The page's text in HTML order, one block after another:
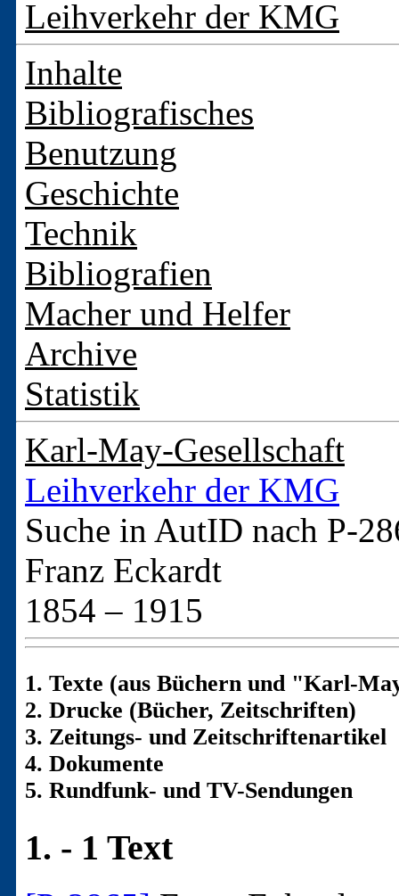
Leihverkehr der KMG
Inhalte
Bibliografisches
Benutzung
Geschichte
Technik
Bibliografien
Macher und Helfer
Archive
Statistik
Karl-May-Gesellschaft
Leihverkehr der KMG
Suche in AutID nach P-
Franz Eckardt
1854 – 1915
1. Texte (aus Büchern und "Karl-
2. Drucke (Bücher, Zeitschriften)
3. Zeitungs- und Zeitschriftenartikel
4. Dokumente
5. Rundfunk- und TV-Sendungen
1. - 1 Text